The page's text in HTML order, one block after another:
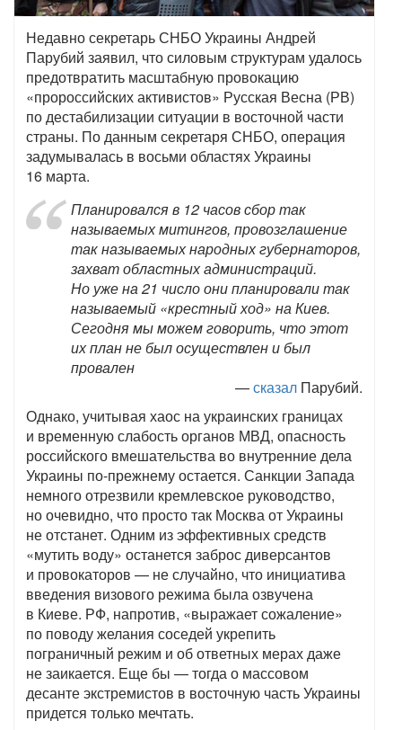
Недавно секретарь СНБО Украины Андрей
Парубий заявил, что силовым структурам удалось
предотвратить масштабную провокацию
«пророссийских активистов» Русская Весна (РВ)
по дестабилизации ситуации в восточной части
страны. По данным секретаря СНБО, операция
задумывалась в восьми областях Украины
16 марта.
Планировался в 12 часов сбор так
называемых митингов, провозглашение
так называемых народных губернаторов,
захват областных администраций.
Но уже на 21 число они планировали так
называемый «крестный ход» на Киев.
Сегодня мы можем говорить, что этот
их план не был осуществлен и был
провален
—сказал Парубий.
Однако, учитывая хаос на украинских границах
и временную слабость органов МВД, опасность
российского вмешательства во внутренние дела
Украины по-прежнему остается. Санкции Запада
немного отрезвили кремлевское руководство,
но очевидно, что просто так Москва от Украины
не отстанет. Одним из эффективных средств
«мутить воду» останется заброс диверсантов
и провокаторов — не случайно, что инициатива
введения визового режима была озвучена
в Киеве. РФ, напротив, «выражает сожаление»
по поводу желания соседей укрепить
пограничный режим и об ответных мерах даже
не заикается. Еще бы — тогда о массовом
десанте экстремистов в восточную часть Украины
придется только мечтать.